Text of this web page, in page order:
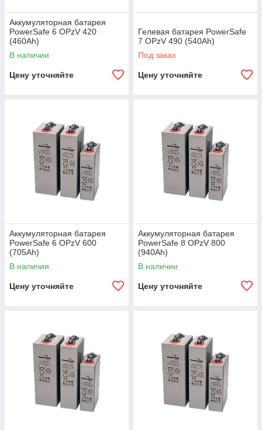
Аккумуляторная батарея
PowerSafe 6 OPzV 420
(460Ah)
В наличии
Цену уточняйте
Гелевая батарея PowerSafe
7 OPzV 490 (540Ah)
Под заказ
Цену уточняйте
Аккумуляторная батарея
PowerSafe 6 OPzV 600
(705Ah)
В наличии
Цену уточняйте
Аккумуляторная батарея
PowerSafe 8 OPzV 800
(940Ah)
В наличии
Цену уточняйте